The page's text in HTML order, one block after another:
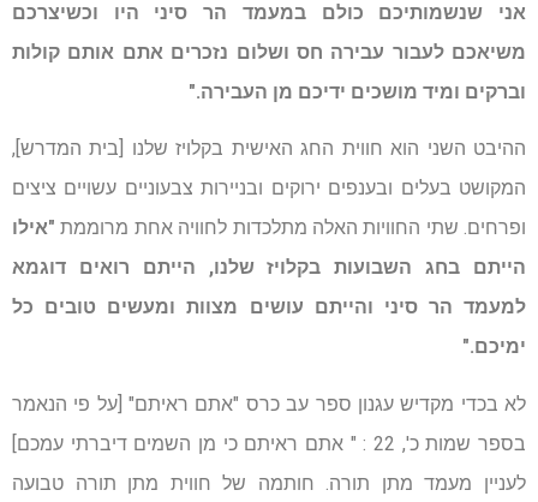
אני שנשמותיכם כולם במעמד הר סיני היו וכשיצרכם
משיאכם לעבור עבירה חס ושלום נזכרים אתם אותם קולות
וברקים ומיד מושכים ידיכם מן העבירה."
ההיבט השני הוא חווית החג האישית בקלויז שלנו [בית המדרש],
המקושט בעלים ובענפים ירוקים ובניירות צבעוניים עשויים ציצים
ופרחים. שתי החוויות האלה מתלכדות לחוויה אחת מרוממת "אילו
הייתם בחג השבועות בקלויז שלנו, הייתם רואים דוגמא
למעמד הר סיני והייתם עושים מצוות ומעשים טובים כל
ימיכם."
לא בכדי מקדיש עגנון ספר עב כרס "אתם ראיתם" [על פי הנאמר
בספר שמות כ', 22 : " אתם ראיתם כי מן השמים דיברתי עמכם]
לעניין מעמד מתן תורה. חותמה של חווית מתן תורה טבועה